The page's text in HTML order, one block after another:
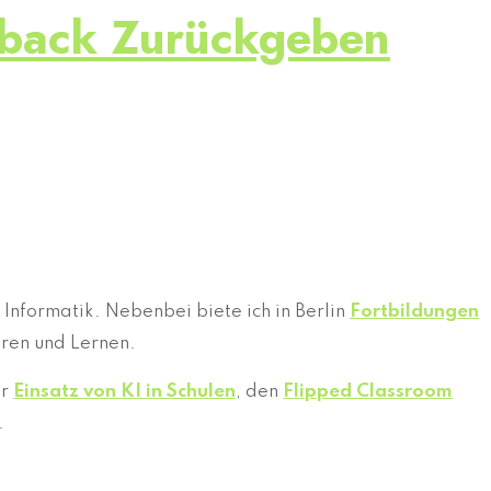
Zurückgeben
Informatik. Nebenbei biete ich in Berlin Fortbildungen
und Lernen.
Einsatz von KI in Schulen, den Flipped Classroom